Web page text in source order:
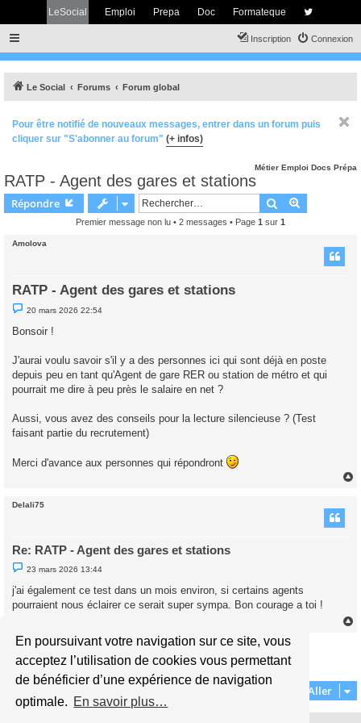
En poursuivant votre navigation sur ce site, vous
acceptez l’utilisation de cookies vous permettant
de bénéficier d’une expérience de navigation
optimale. En savoir plus…
LeSocial Emploi Prepa Doc Formateque
Connexion
Inscription
Le Social Forums Forum global
Pour être notifié de nouveaux messages, entrer dans un forum puis
cliquer sur "S'abonner au forum" (+ infos)
Métier Emploi Docs Prépa
RATP - Agent des gares et stations
Répondre Rechercher
Premier message non lu • 2 messages • Page 1 sur 1
Amolova
RATP - Agent des gares et stations
M
e
s
e
n
o
n
20 mars 2026 22:54
Bonsoir !
J'aurai voulu savoir s'il y a des personnes ici qui sont déjà en poste
depuis peu en tant qu'Agent de gare RER ou station de métro et qui
pourrait me dire à peu près le salaire en net ?
Aussi, vous avez des conseils pour la lecture silencieuse ? (Test
faisant partie du recrutement)
Merci d'avance aux personnes qui répondront
Delali75
Re: RATP - Agent des gares et stations
M
e
s
a
o
l
23 mars 2026 13:44
j'ai également ce test dans un mois environ, si certains agents
pourraient nous éclairer ce serait super sympa. Bon courage a toi !
Répondre
2 messages • Page1sur 1
Aller